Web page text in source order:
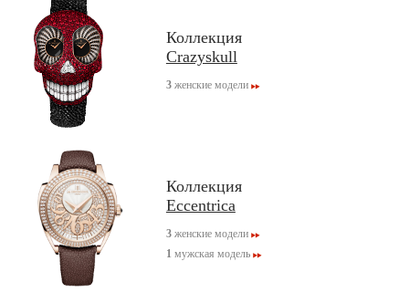
Коллекция
Crazyskull
3женские модели
Коллекция
Eccentrica
3женские модели
1мужская модель